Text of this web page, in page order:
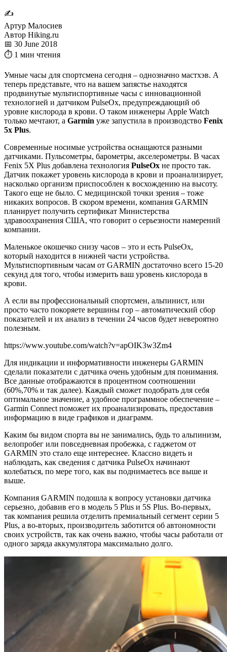
✍
Артур Малосиев
Автор Hiking.ru
📅 30 June 2018
⏱ 1 мин чтения
Умные часы для спортсмена сегодня – однозначно мастхэв. А
теперь представьте, что на вашем запястье находятся
продвинутые мультиспортивные часы с инновационной
технологией и датчиком PulseOx, предупреждающий об
уровне кислорода в крови. О таком инженеры Apple Watch
только мечтают, а Garmin уже запустила в производство Fenix
5x Plus.
Современные носимые устройства оснащаются разными
датчиками. Пульсометры, барометры, акселерометры. В часах
Fenix 5X Plus добавлена технология PulseOx не просто так.
Датчик покажет уровень кислорода в крови и проанализирует,
насколько организм приспособлен к восхождению на высоту.
Такого еще не было. С медицинской точки зрения – тоже
никаких вопросов. В скором времени, компания GARMIN
планирует получить сертификат Министерства
здравоохранения США, что говорит о серьезности намерений
компании.
Маленькое окошечко снизу часов – это и есть PulseOx,
который находится в нижней части устройства.
Мультиспортивным часам от GARMIN достаточно всего 15-20
секунд для того, чтобы измерить ваш уровень кислорода в
крови.
А если вы профессиональный спортсмен, альпинист, или
просто часто покоряете вершины гор – автоматический сбор
показателей и их анализ в течении 24 часов будет невероятно
полезным.
https://www.youtube.com/watch?v=apOIK3w3Zm4
Для индикации и информативности инженеры GARMIN
сделали показатели с датчика очень удобным для понимания.
Все данные отображаются в процентном соотношении
(60%,70% и так далее). Каждый сможет подобрать для себя
оптимальное значение, а удобное программное обеспечение –
Garmin Connect поможет их проанализировать, предоставив
информацию в виде графиков и диаграмм.
Каким бы видом спорта вы не занимались, будь то альпинизм,
велопробег или повседневная пробежка, с гаджетом от
GARMIN это стало еще интереснее. Классно видеть и
наблюдать, как сведения с датчика PulseOx начинают
колебаться, по мере того, как вы поднимаетесь все выше и
выше.
Компания GARMIN подошла к вопросу установки датчика
серьезно, добавив его в модель 5 Plus и 5S Plus. Во-первых,
так компания решила отделить премиальный сегмент серии 5
Plus, а во-вторых, производитель заботится об автономности
своих устройств, так как очень важно, чтобы часы работали от
одного заряда аккумулятора максимально долго.